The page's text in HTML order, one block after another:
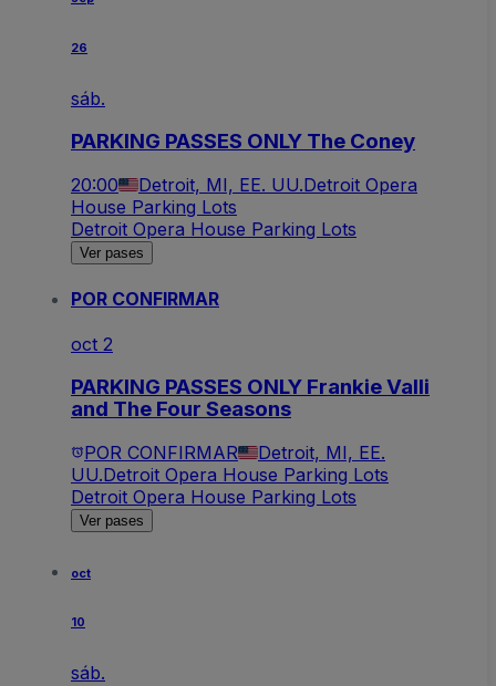
26
sáb.
PARKING PASSES ONLY The Coney
20:00 Detroit, MI, EE. UU.Detroit Opera
House Parking Lots
Detroit Opera House Parking Lots
Ver pases
POR CONFIRMAR
oct 2
PARKING PASSES ONLY Frankie Valli
and The Four Seasons
POR CONFIRMAR
Detroit, MI, EE.
UU.Detroit Opera House Parking Lots
Detroit Opera House Parking Lots
Ver pases
oct
10
sáb.